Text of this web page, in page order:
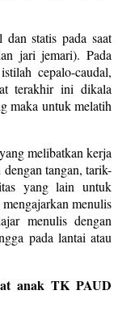
statis pada saat
jari jemari). Pada
cepalo-caudal,
terakhir ini dikala
maka untuk melatih
melibatkan kerja
tangan, tarik-
yang lain untuk
menulis
menulis dengan
pada lantai atau
anak TK PAUD